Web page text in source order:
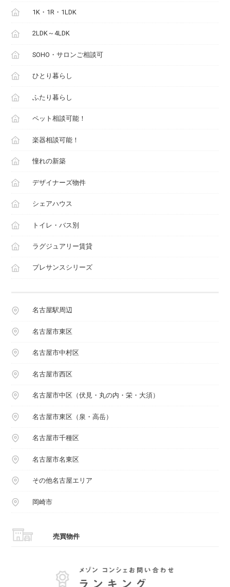
1K・1R・1LDK
2LDK～4LDK
SOHO・サロンご相談可
ひとり暮らし
ふたり暮らし
ペット相談可能！
楽器相談可能！
憧れの新築
デザイナーズ物件
シェアハウス
トイレ・バス別
ラグジュアリー賃貸
プレサンスシリーズ
名古屋駅周辺
名古屋市東区
名古屋市中村区
名古屋市西区
名古屋市中区（伏見・丸の内・栄・大須）
名古屋市東区（泉・高岳）
名古屋市千種区
名古屋市名東区
その他名古屋エリア
岡崎市
売買物件